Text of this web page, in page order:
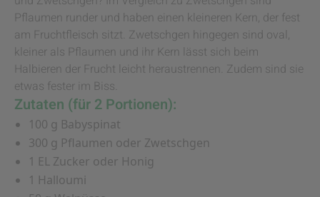
Pflaumen runder und haben einen kleineren Kern, der fest
am Fruchtfleisch sitzt. Zwetschgen hingegen sind oval,
kleiner als Pflaumen und ihr Kern lässt sich beim
Halbieren der Frucht leicht heraustrennen. Zudem sind sie
etwas fester im Biss.
Zutaten (für 2 Portionen):
100 g Babyspinat
300 g Pflaumen oder Zwetschgen
1 EL Zucker oder Honig
1 Halloumi